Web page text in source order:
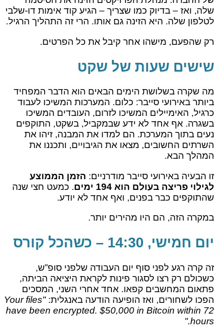
שלה, ואז – בדיוק כמו שצריך – הגיע קוד אימות דו-שלבי
לטלפון שלה. היא הזינה גם אותו. הרי זה התהליך הרגיל.
רק שהפעם, מישהו אחר קיבל את כל הפרטים.
שישים שעות של שקט
מה שקרה בשלושת הימים הבאים הוא הדבר המפחיד
ביותר באירועי סייבר: כלום. המערכות המשיכו לעבוד
כרגיל, האימיילים המשיכו לזרום, העובדים המשיכו
בשגרה. אף אחד לא ידע שבמקביל, בשקט, התוקפים
נעים בתוך המערכת. הם למדו את המבנה, זיהו את
השרתים החשובים, מצאו את הגיבויים, ותכננו את
המהלך הבא.
זו הבעיה באירועי סייבר מודרניים: הזמן הממוצע
לגילוי פריצה בעולם הוא 194 ימים
. כמעט חצי שנה
שהתוקפים כבר בפנים, ואף אחד לא יודע.
במקרה הזה, הם היו מהירים יותר.
יום חמישי, 14:30 – כשהכל קורס
זה קרה רגע לפני סוף יום העבודה שלפני סופ”ש,
כשכולם רק רצו לסגור פינות לקראת היציאה הביתה,
פתאום המחשבים קפאו. אחד אחרי השני, המסכים
הפכו לשחורים, ואז הופיעה הודעה באנגלית: "Your files
have been encrypted. $50,000 in Bitcoin within 72
hours."